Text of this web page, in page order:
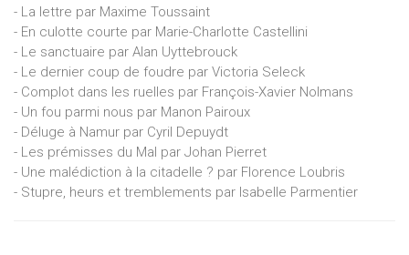
- La lettre par Maxime Toussaint
- En culotte courte par Marie-Charlotte Castellini
- Le sanctuaire par Alan Uyttebrouck
- Le dernier coup de foudre par Victoria Seleck
- Complot dans les ruelles par François-Xavier Nolmans
- Un fou parmi nous par Manon Pairoux
- Déluge à Namur par Cyril Depuydt
- Les prémisses du Mal par Johan Pierret
- Une malédiction à la citadelle ? par Florence Loubris
- Stupre, heurs et tremblements par Isabelle Parmentier